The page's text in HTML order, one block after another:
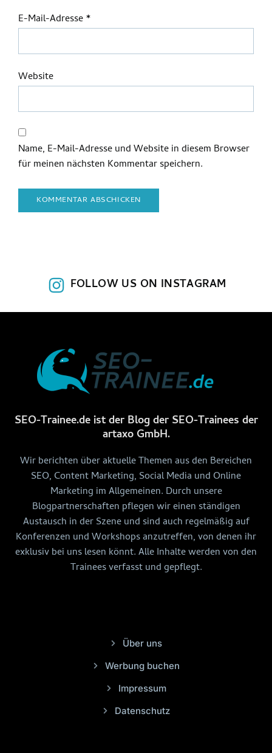
E-Mail-Adresse*
Website
Name, E-Mail-Adresse und Website in diesem Browser
für meinen nächsten Kommentar speichern.
FOLLOW US ON INSTAGRAM
SEO-Trainee.de ist der Blog der SEO-Trainees der
artaxo GmbH.
Wir berichten über aktuelle Themen aus den Bereichen
SEO, Content Marketing, Social Media und Online
Marketing im Allgemeinen. Durch unsere
Blogpartnerschaften pflegen wir einen ständigen
Austausch in der Szene und sind auch regelmäßig auf
Konferenzen und Workshops anzutreffen, von denen ihr
exklusiv bei uns lesen könnt. Alle Inhalte werden von den
Trainees verfasst und gepflegt.
Über uns
Werbung buchen
Impressum
Datenschutz